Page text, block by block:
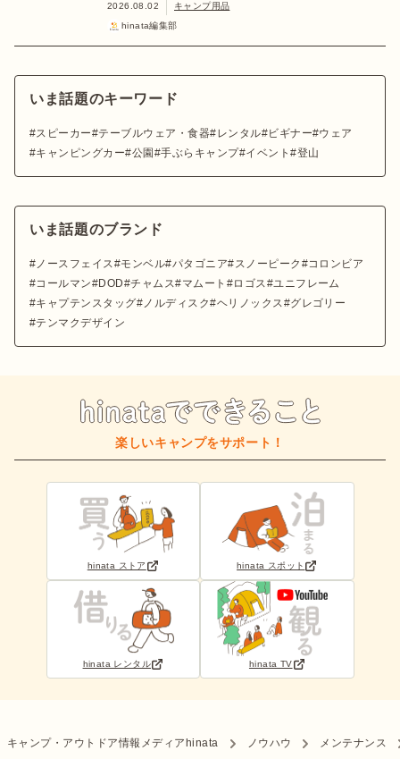
2026.08.02
キャンプ用品
hinata編集部
いま話題のキーワード
スピーカー テーブルウェア・食器 レンタル ビギナー
ウェア
キャンピングカー 公園 手ぶらキャンプ イベント 登山
いま話題のブランド
ノースフェイス モンベル パタゴニア スノーピーク
コロンビア
コールマン
DOD チャムス マムート ロゴス
ユニフレーム
キャプテンスタッグ
ノルディスク ヘリノックス
グレゴリー
テンマクデザイン
楽しいキャンプをサポート！
hinata ストア hinata スポット
hinata レンタル hinata TV
キャンプ・アウトドア情報メディアhinata ノウハウ メンテナンス